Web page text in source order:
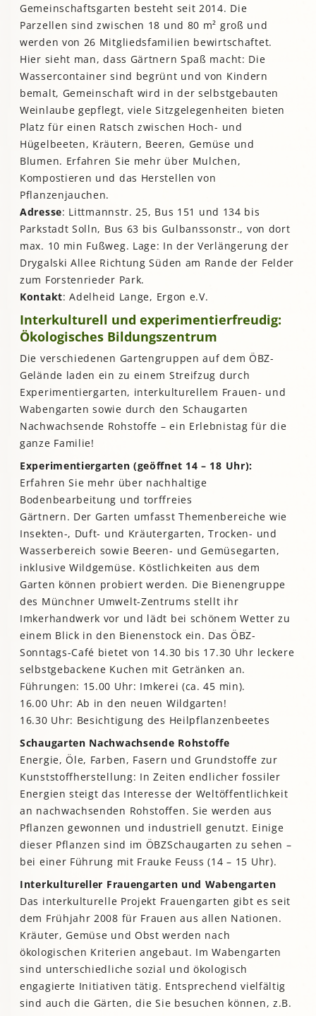
Gemeinschaftsgarten besteht seit 2014. Die
Parzellen sind zwischen 18 und 80 m² groß und
werden von 26 Mitgliedsfamilien bewirtschaftet.
Hier sieht man, dass Gärtnern Spaß macht: Die
Wassercontainer sind begrünt und von Kindern
bemalt, Gemeinschaft wird in der selbstgebauten
Weinlaube gepflegt, viele Sitzgelegenheiten bieten
Platz für einen Ratsch zwischen Hoch- und
Hügelbeeten, Kräutern, Beeren, Gemüse und
Blumen. Erfahren Sie mehr über Mulchen,
Kompostieren und das Herstellen von
Pflanzenjauchen.
Adresse: Littmannstr. 25, Bus 151 und 134 bis
Parkstadt Solln, Bus 63 bis Gulbanssonstr., von dort
max. 10 min Fußweg. Lage: In der Verlängerung der
Drygalski Allee Richtung Süden am Rande der Felder
zum Forstenrieder Park.
Kontakt: Adelheid Lange, Ergon e.V.
Interkulturell und experimentierfreudig:
Ökologisches Bildungszentrum
Die verschiedenen Gartengruppen auf dem ÖBZ-
Gelände laden ein zu einem Streifzug durch
Experimentiergarten, interkulturellem Frauen- und
Wabengarten sowie durch den Schaugarten
Nachwachsende Rohstoffe – ein Erlebnistag für die
ganze Familie!
Experimentiergarten (geöffnet 14 – 18 Uhr):
Erfahren Sie mehr über nachhaltige
Bodenbearbeitung und torffreies
Gärtnern. Der Garten umfasst Themenbereiche wie
Insekten-, Duft- und Kräutergarten, Trocken- und
Wasserbereich sowie Beeren- und Gemüsegarten,
inklusive Wildgemüse. Köstlichkeiten aus dem
Garten können probiert werden. Die Bienengruppe
des Münchner Umwelt-Zentrums stellt ihr
Imkerhandwerk vor und lädt bei schönem Wetter zu
einem Blick in den Bienenstock ein. Das ÖBZ-
Sonntags-Café bietet von 14.30 bis 17.30 Uhr leckere
selbstgebackene Kuchen mit Getränken an.
Führungen: 15.00 Uhr: Imkerei (ca. 45 min).
16.00 Uhr: Ab in den neuen Wildgarten!
16.30 Uhr: Besichtigung des Heilpflanzenbeetes
Schaugarten Nachwachsende Rohstoffe
Energie, Öle, Farben, Fasern und Grundstoffe zur
Kunststoffherstellung: In Zeiten endlicher fossiler
Energien steigt das Interesse der Weltöffentlichkeit
an nachwachsenden Rohstoffen. Sie werden aus
Pflanzen gewonnen und industriell genutzt. Einige
dieser Pflanzen sind im ÖBZSchaugarten zu sehen –
bei einer Führung mit Frauke Feuss (14 – 15 Uhr).
Interkultureller Frauengarten und Wabengarten
Das interkulturelle Projekt Frauengarten gibt es seit
dem Frühjahr 2008 für Frauen aus allen Nationen.
Kräuter, Gemüse und Obst werden nach
ökologischen Kriterien angebaut. Im Wabengarten
sind unterschiedliche sozial und ökologisch
engagierte Initiativen tätig. Entsprechend vielfältig
sind auch die Gärten, die Sie besuchen können, z.B.